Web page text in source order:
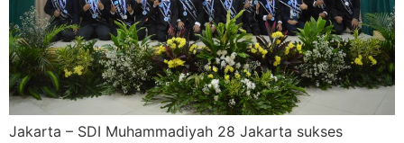
Jakarta – SDI Muhammadiyah 28 Jakarta sukses